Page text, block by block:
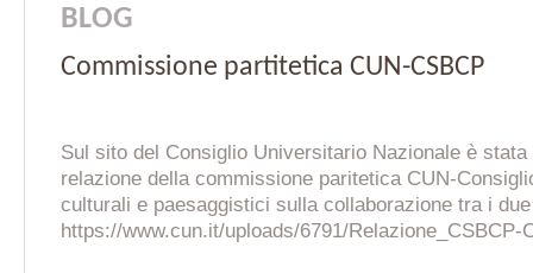
BLOG
Commissione partitetica CUN-CSBCP
Sul sito del Consiglio Universitario Nazionale è stata
relazione della commissione paritetica CUN-
culturali e paesaggistici sulla collaborazione tra i
https://www.cun.it/uploads/6791/Relazione_CSBCP-